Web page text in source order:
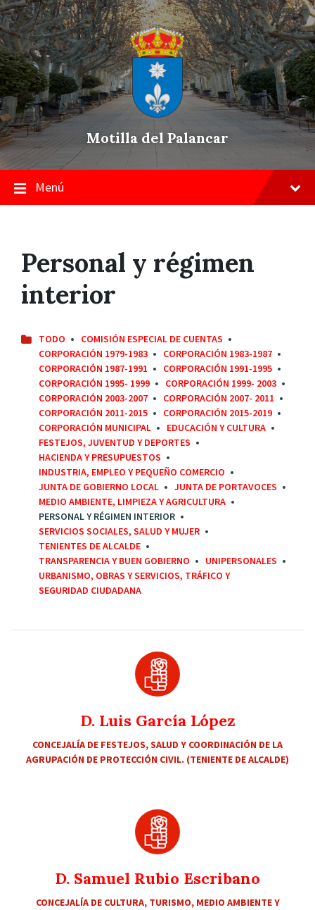
Skip
to
content
Saltar
a
la
navegación
principal
Saltar
a
pie
de
página
Motilla del Palancar
Menú
Personal y régimen
interior
TODO
COMISIÓN ESPECIAL DE CUENTAS
CORPORACIÓN 1979-1983
CORPORACIÓN 1983-1987
CORPORACIÓN 1987-1991
CORPORACIÓN 1991-1995
CORPORACIÓN 1995- 1999
CORPORACIÓN 1999- 2003
CORPORACIÓN 2003-2007
CORPORACIÓN 2007- 2011
CORPORACIÓN 2011-2015
CORPORACIÓN 2015-2019
CORPORACIÓN MUNICIPAL
EDUCACIÓN Y CULTURA
FESTEJOS, JUVENTUD Y DEPORTES
HACIENDA Y PRESUPUESTOS
INDUSTRIA, EMPLEO Y PEQUEÑO COMERCIO
JUNTA DE GOBIERNO LOCAL
JUNTA DE PORTAVOCES
MEDIO AMBIENTE, LIMPIEZA Y AGRICULTURA
PERSONAL Y RÉGIMEN INTERIOR
SERVICIOS SOCIALES, SALUD Y MUJER
TENIENTES DE ALCALDE
TRANSPARENCIA Y BUEN GOBIERNO
UNIPERSONALES
URBANISMO, OBRAS Y SERVICIOS, TRÁFICO Y
SEGURIDAD CIUDADANA
D. Luis García López
CONCEJALÍA DE FESTEJOS, SALUD Y COORDINACIÓN DE LA
AGRUPACIÓN DE PROTECCIÓN CIVIL. (TENIENTE DE ALCALDE)
D. Samuel Rubio Escribano
CONCEJALÍA DE CULTURA, TURISMO, MEDIO AMBIENTE Y